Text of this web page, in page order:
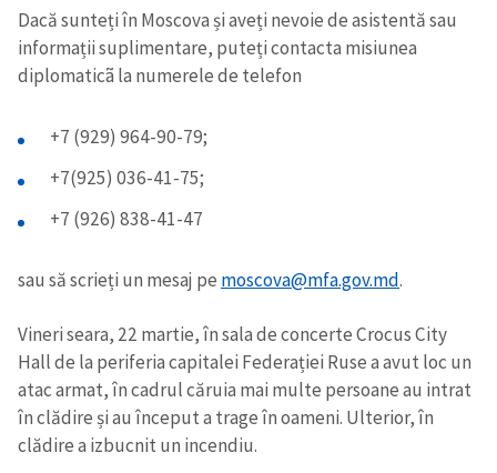
Dacă sunteți în Moscova și aveți nevoie de asistentă sau
informații suplimentare, puteți contacta misiunea
diplomaticã la numerele de telefon
+7 (929) 964-90-79;
+7(925) 036-41-75;
+7 (926) 838-41-47
sau să scrieți un mesaj pe moscova@mfa.gov.md.
Vineri seara, 22 martie, în sala de concerte Crocus City
Hall de la periferia capitalei Federației Ruse a avut loc un
atac armat, în cadrul căruia mai multe persoane au intrat
în clădire și au început a trage în oameni. Ulterior, în
clădire a izbucnit un incendiu.